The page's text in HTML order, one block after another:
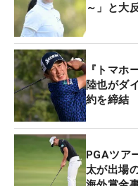
～」と大
『トマ
陸也がダ
約を締結
PGAツア
太が出場